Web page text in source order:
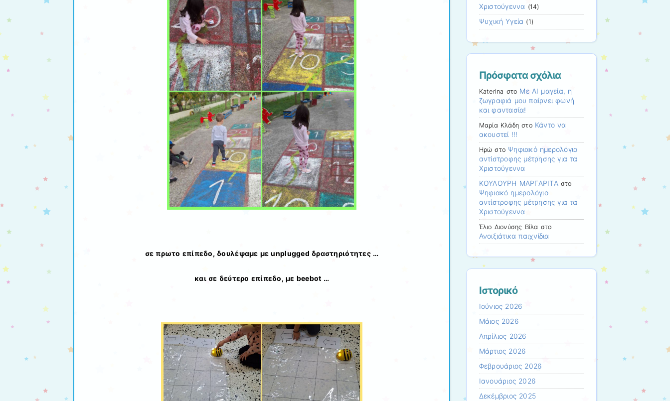
σε πρωτο επίπεδο, δουλέψαμε με unplugged δραστηριότητες …
και σε δεύτερο επίπεδο, με beebot …
Χριστούγεννα (14)
Ψυχική Υγεία (1)
Πρόσφατα σχόλια
Katerina στο Με ΑΙ μαγεία, η
ζωγραφιά μου παίρνει φωνή
και φαντασία!
Μαρία Κλάδη στο Κάντο να
ακουστεί !!!
Ηρώ στο Ψηφιακό ημερολόγιο
αντίστροφης μέτρησης για τα
Χριστούγεννα
ΚΟΥΛΟΥΡΗ ΜΑΡΓΑΡΙΤΑστο
Ψηφιακό ημερολόγιο
αντίστροφης μέτρησης για τα
Χριστούγεννα
Έλιο Διονύσης Βίλα στο
Ανοιξιάτικα παιχνίδια
Ιστορικό
Ιούνιος 2026
Μάιος 2026
Απρίλιος 2026
Μάρτιος 2026
Φεβρουάριος 2026
Ιανουάριος 2026
Δεκέμβριος 2025